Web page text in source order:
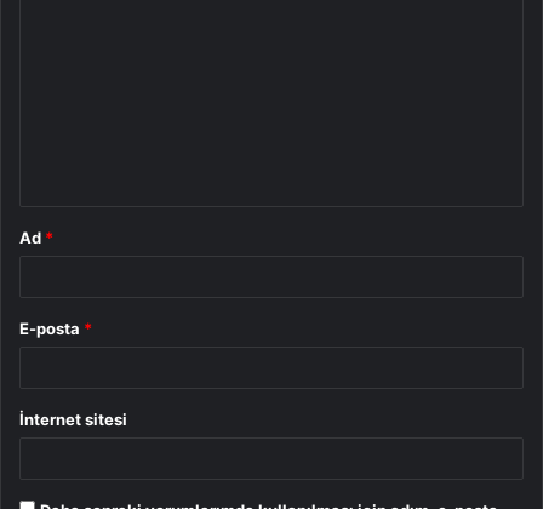
Ad *
E-posta *
İnternet sitesi